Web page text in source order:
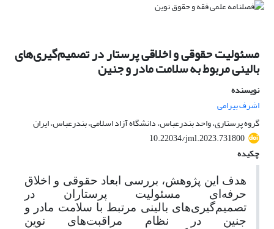
مسئولیت حقوقی و اخلاقی پرستار در تصمیم‌گیری‌های
بالینی مربوط به سلامت مادر و جنین
نویسنده
اشرف بیرامی
گروه پرستاری، واحد بندرعباس، دانشگاه آزاد اسلامی، بندرعباس، ایران
10.22034/jml.2023.731800
چکیده
هدف این پژوهش، بررسی ابعاد حقوقی و اخلاق
حرفه‌ای مسئولیت پرستاران در
تصمیم‌گیری‌های بالینی مرتبط با سلامت مادر و
جنین در نظام مراقبت‌های نوین